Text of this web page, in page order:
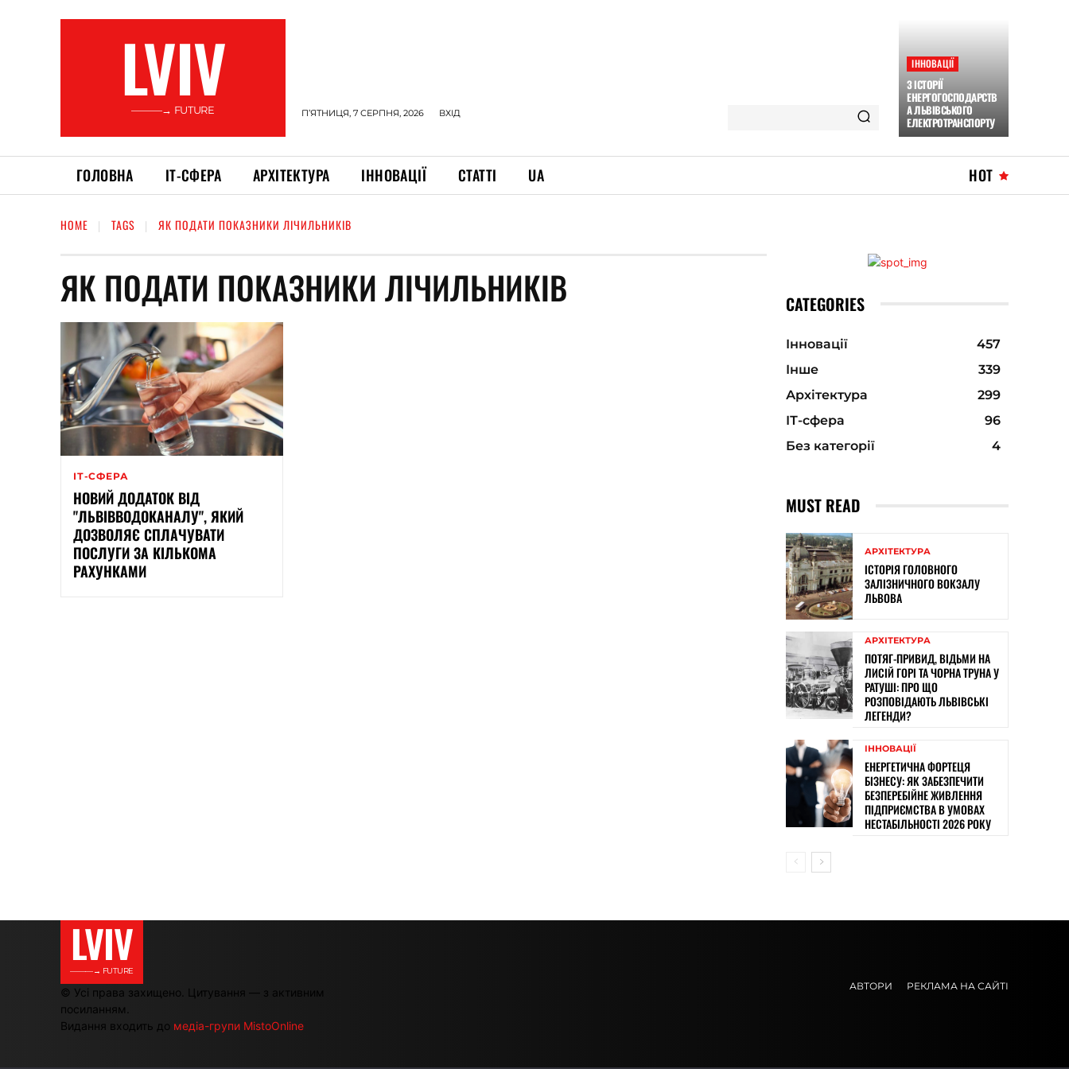
LVIV
———→ FUTURE П’ЯТНИЦЯ, 7 СЕРПНЯ, 2026 ВХІД
ІННОВАЦІЇ
З ІСТОРІЇ
ЕНЕРГОГОСПОДАРСТВ
А ЛЬВІВСЬКОГО
ЕЛЕКТРОТРАНСПОРТУ
ГОЛОВНА ІТ-СФЕРА АРХІТЕКТУРА ІННОВАЦІЇ СТАТТІ UA HOT
HOME TAGS ЯК ПОДАТИ ПОКАЗНИКИ ЛІЧИЛЬНИКІВ
ЯК ПОДАТИ ПОКАЗНИКИ ЛІЧИЛЬНИКІВ
ІТ-СФЕРА
НОВИЙ ДОДАТОК ВІД
"ЛЬВІВВОДОКАНАЛУ", ЯКИЙ
ДОЗВОЛЯЄ СПЛАЧУВАТИ
ПОСЛУГИ ЗА КІЛЬКОМА
РАХУНКАМИ
CATEGORIES
Інновації
457
Інше
339
Архітектура
299
ІТ-сфера
96
Без категорії
4
MUST READ
АРХІТЕКТУРА
ІСТОРІЯ ГОЛОВНОГО
ЗАЛІЗНИЧНОГО ВОКЗАЛУ
ЛЬВОВА
АРХІТЕКТУРА
ПОТЯГ-ПРИВИД, ВІДЬМИ НА
ЛИСІЙ ГОРІ ТА ЧОРНА ТРУНА У
РАТУШІ: ПРО ЩО
РОЗПОВІДАЮТЬ ЛЬВІВСЬКІ
ЛЕГЕНДИ?
ІННОВАЦІЇ
ЕНЕРГЕТИЧНА ФОРТЕЦЯ
БІЗНЕСУ: ЯК ЗАБЕЗПЕЧИТИ
БЕЗПЕРЕБІЙНЕ ЖИВЛЕННЯ
ПІДПРИЄМСТВА В УМОВАХ
НЕСТАБІЛЬНОСТІ 2026 РОКУ
LVIV
———→ FUTURE
© Усі права захищено. Цитування — з активним
посиланням.
Видання входить до медіа-групи MistoOnline
АВТОРИ РЕКЛАМА НА САЙТІ